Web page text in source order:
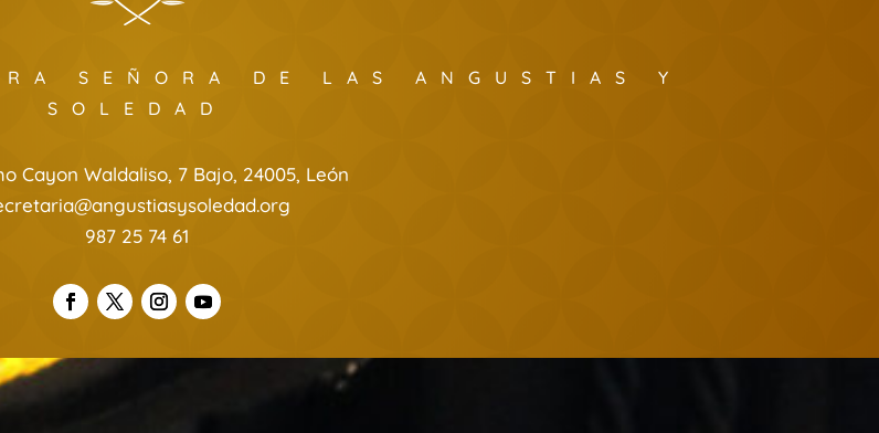
SEÑORA DE LAS ANGUSTIAS Y
SOLEDAD
Cayon Waldaliso, 7 Bajo, 24005, León
987 25 74 61